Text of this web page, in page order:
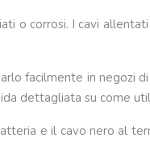
o corrosi. I cavi
facilmente in negozi
dettagliata su come
e il cavo nero al